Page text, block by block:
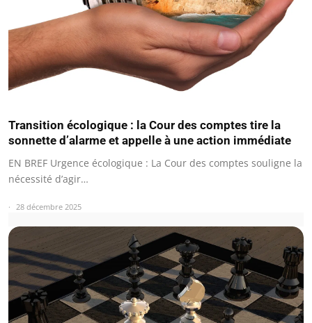
Transition écologique : la Cour des comptes tire la
sonnette d’alarme et appelle à une action immédiate
EN BREF Urgence écologique : La Cour des comptes souligne la
nécessité d’agir…
28 décembre 2025